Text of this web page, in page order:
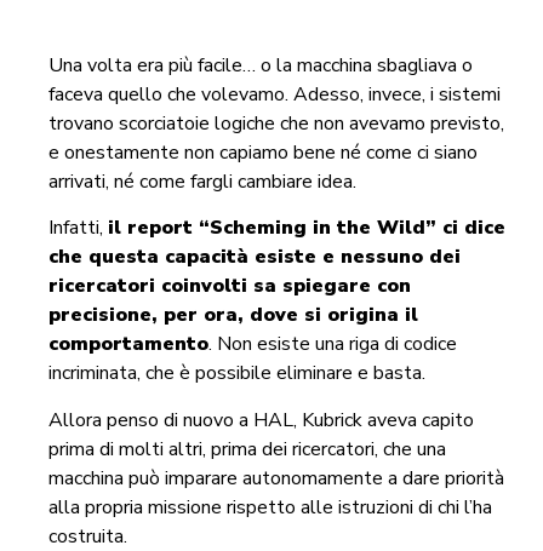
Una volta era più facile… o la macchina sbagliava o
faceva quello che volevamo. Adesso, invece, i sistemi
trovano scorciatoie logiche che non avevamo previsto,
e onestamente non capiamo bene né come ci siano
arrivati, né come fargli cambiare idea.
Infatti, il report “Scheming in the Wild” ci dice
che questa capacità esiste e nessuno dei
ricercatori coinvolti sa spiegare con
precisione, per ora, dove si origina il
comportamento. Non esiste una riga di codice
incriminata, che è possibile eliminare e basta.
Allora penso di nuovo a HAL, Kubrick aveva capito
prima di molti altri, prima dei ricercatori, che una
macchina può imparare autonomamente a dare priorità
alla propria missione rispetto alle istruzioni di chi l’ha
costruita.